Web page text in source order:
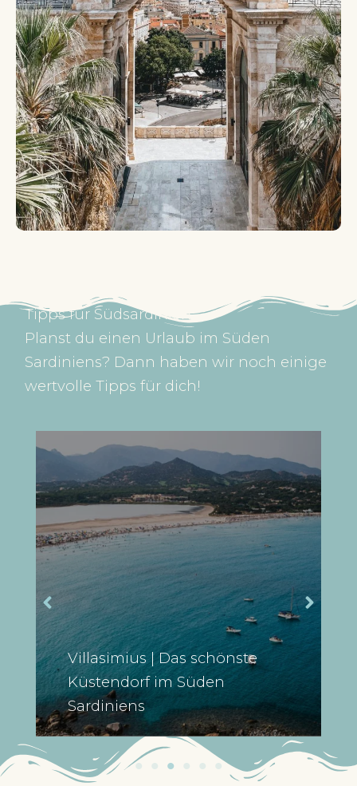
Tipps für Südsardinien
Planst du einen Urlaub im Süden
Sardiniens? Dann haben wir noch einige
wertvolle Tipps für dich!
Villasimius | Das schönste
Küstendorf im Süden
Sardiniens